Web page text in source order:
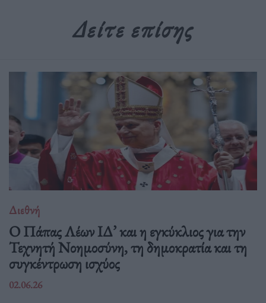
Δείτε επίσης
Διεθνή
Ο Πάπας Λέων ΙΔ’ και η εγκύκλιος για την
Τεχνητή Νοημοσύνη, τη δημοκρατία και τη
συγκέντρωση ισχύος
02.06.26